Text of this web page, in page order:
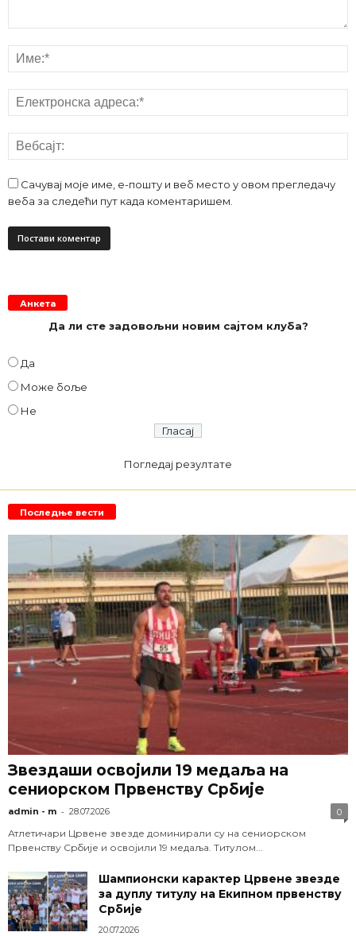
Сачувај моје име, е-пошту и веб место у овом прегледачу
веба за следећи пут када коментаришем.
Анкета
Да ли сте задовољни новим сајтом клуба?
Да
Може боље
Не
Погледај резултате
Последње вести
Звездаши освојили 19 медаља на
сениорском Првенству Србије
admin - m - 28.07.2026 0
Атлетичари Црвене звезде доминирали су на сениорском
Првенству Србије и освојили 19 медаља. Титулом...
Шампионски карактер Црвене звезде
за дуплу титулу на Екипном првенству
Србије
20.07.2026